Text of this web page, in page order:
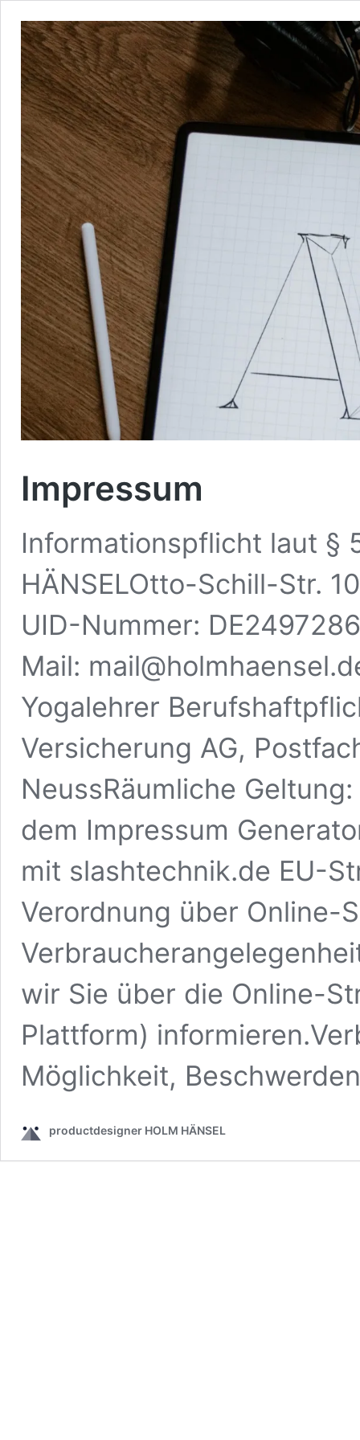
Impressum
Informationspflicht laut §
HÄNSELOtto-Schill-Str.
UID-Nummer:
Mail:
Yogalehrer
Versicherung AG,
NeussRäumliche
dem Impressum
mit slashtechnik.de EU-
Verordnung über Online-
wir Sie über die Online-
Plattform)
Möglichkeit,
productdesigner HOLM HÄNSEL